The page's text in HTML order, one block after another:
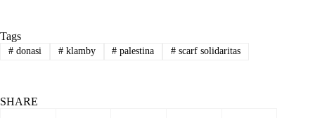
Tags
#donasi #klamby # palestina # scarf solidaritas
SHARE